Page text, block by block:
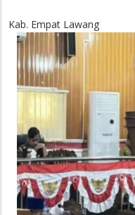
Kab. Empat Lawang